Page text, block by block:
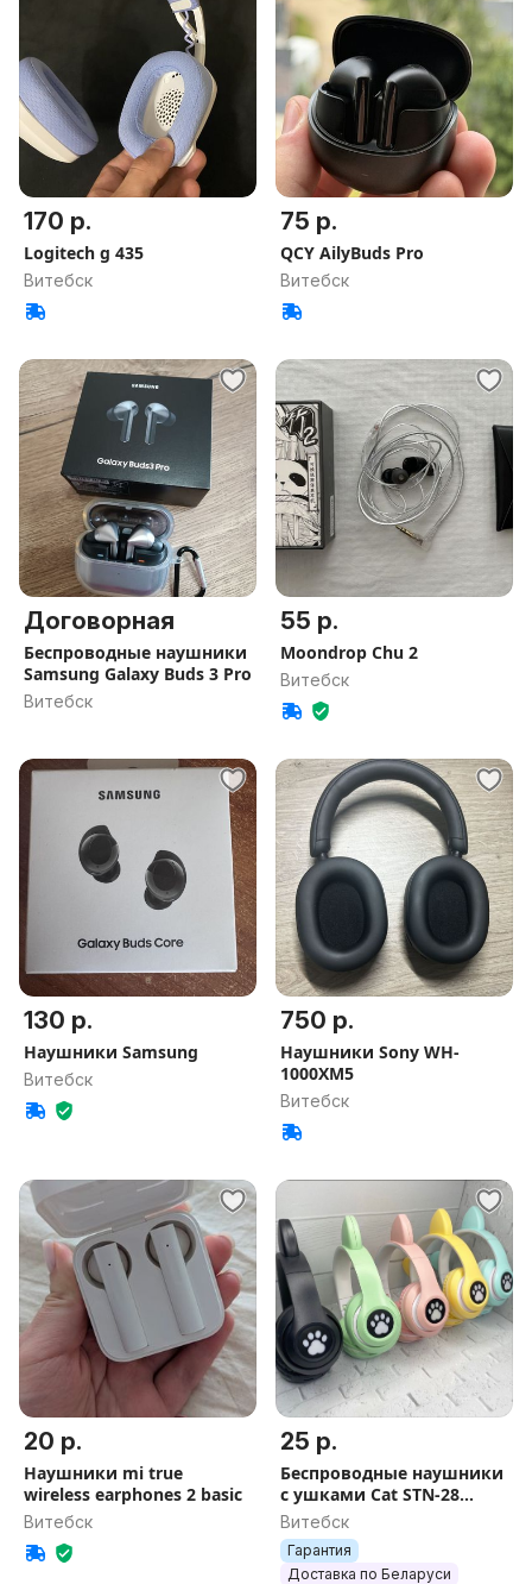
170 р.
Logitech g 435
Витебск
75 р.
QCY AilyBuds Pro
Витебск
Договорная
Беспроводные наушники
Samsung Galaxy Buds 3 Pro
Витебск
55 р.
Moondrop Chu 2
Витебск
130 р.
Наушники Samsung
Витебск
750 р.
Наушники Sony WH-
1000XM5
Витебск
20 р.
Наушники mi true
wireless earphones 2 basic
Витебск
25 р.
Беспроводные наушники
с ушками Cat STN-28
светящиеся
Витебск
Гарантия
Доставка по Беларуси